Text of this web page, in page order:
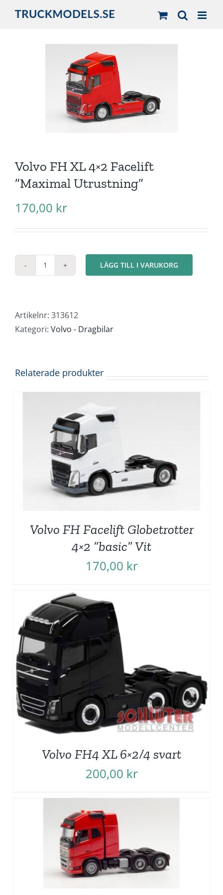
Volvo FH XL 4×2 Facelift
”Maximal Utrustning”
170,00 kr
Volvo
4x2
Facelift
mängd
LÄGG TILL I VARUKORG
Artikelnr: 313612
Kategori: Volvo - Dragbilar
Relaterade produkter
Volvo FH Facelift Globetrotter
4×2 ”basic” Vit
170,00 kr
Volvo FH4 XL 6×2/4 svart
200,00 kr